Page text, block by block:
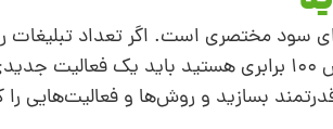
سود مختصری است. اگر تعداد تبلیغات
که فروشتان چندین برابر شود. اگر دنبال فروش 100 برابری
بسازید و روش‌ها و فعالیت‌هایی را